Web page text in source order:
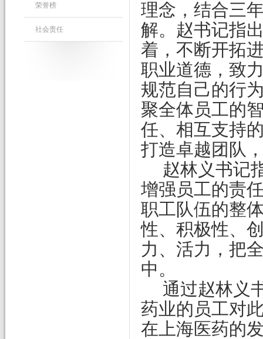
荣誉榜
社会责任
理念，结合三
解。赵书记指
着，不断开拓
职业道德，致
规范自己的行
聚全体员工的
任、相互支持
打造卓越团队
赵林义书记
增强员工的责
职工队伍的整
性、积极性、
力、活力，把
中。
通过赵林义
药业的员工对
在上海医药的